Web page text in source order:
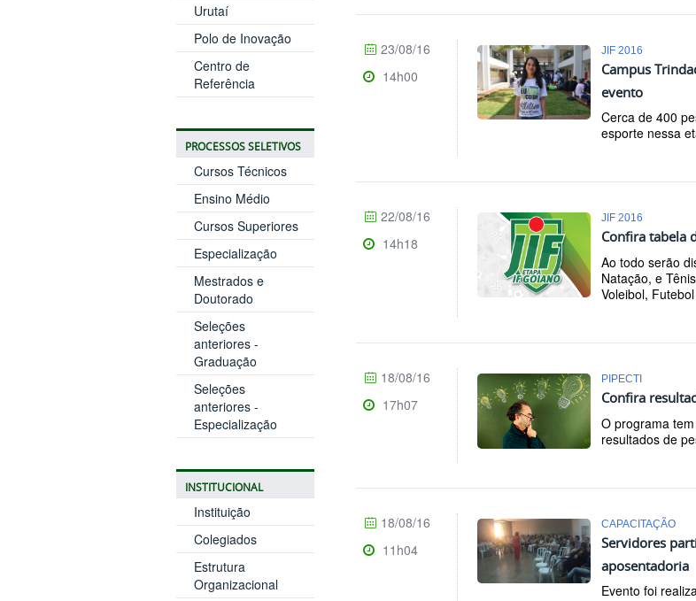
Urutaí
Polo de Inovação
Centro de
Referência
PROCESSOS SELETIVOS
Cursos Técnicos
Ensino Médio
Cursos Superiores
Especialização
Mestrados e
Doutorado
Seleções
anteriores -
Graduação
Seleções
anteriores -
Especialização
INSTITUCIONAL
Instituição
Colegiados
Estrutura
Organizacional
JIF 2016
Campus
evento
Cerca de 400
esporte nessa
23/08/16
14h00
JIF 2016
Confira tabela
Ao todo serão
Natação, e
Voleibol,
22/08/16
14h18
PIPECTI
Confira
O programa
resultados de
18/08/16
17h07
CAPACITAÇÃO
Servidores
aposentadoria
Evento foi
18/08/16
11h04